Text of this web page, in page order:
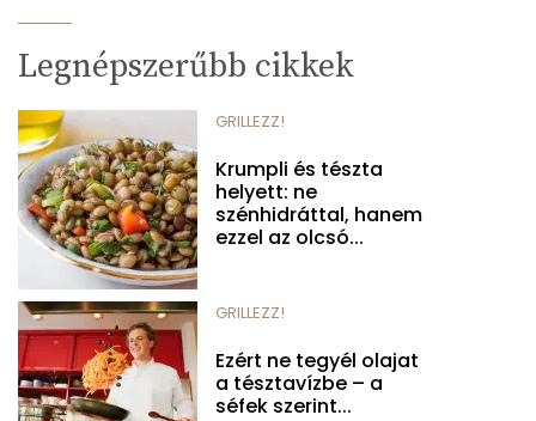
Legnépszerűbb cikkek
GRILLEZZ!
Krumpli és tészta
helyett: ne
szénhidráttal, hanem
ezzel az olcsó...
GRILLEZZ!
Ezért ne tegyél olajat
a tésztavízbe – a
séfek szerint...